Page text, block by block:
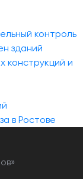
контроль
зданий
конструкций и
в Ростове